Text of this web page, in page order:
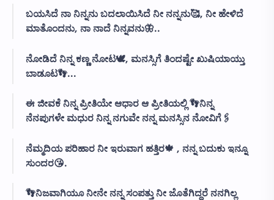
ಬಯಸಿದೆ ನಾ ನಿನ್ನನು ಬದಲಾಯಿಸಿದೆ ನೀ ನನ್ನನು🥰, ನೀ ಹೇಳಿದೆ
ಮಾತೊಂದನು, ನಾ ನಾದೆ ನಿನ್ನವನು🦋..
ನೋಡಿದೆ ನಿನ್ನ ಕಣ್ಣ ನೋಟ🕊️, ಮನಸ್ಸಿಗೆ ತಿಂದಷ್ಟೇ ಖುಷಿಯಾಯ್ತು
ಬಾಡೂಟ👣...
ಈ ಜೀವಕೆ ನಿನ್ನ ಪ್ರೀತಿಯೇ ಆಧಾರ ಆ ಪ್ರೀತಿಯಲ್ಲಿ 👣ನಿನ್ನ
ನೆನಪುಗಳೇ ಮಧುರ ನಿನ್ನ ನಗುವೇ ನನ್ನ ಮನಸ್ಸಿನ ನೋವಿಗೆ🖇️
ನೆಮ್ಮದಿಯ ಪರಿಹಾರ ನೀ ಇರುವಾಗ ಹತ್ತಿರ🍁 , ನನ್ನ ಬದುಕು ಇನ್ನೂ
ಸುಂದರ😘.
👣ನಿಜವಾಗಿಯೂ ನೀನೇ ನನ್ನ ಸಂಪತ್ತು ನೀ ಜೊತೆಗಿದ್ದರೆ ನನಗಿಲ್ಲ